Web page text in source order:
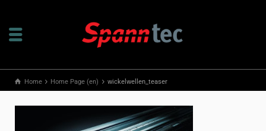
Home Home Page (en) wickelwellen_teaser